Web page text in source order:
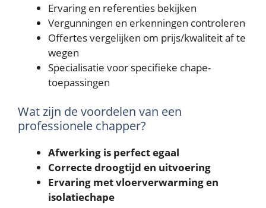
Ervaring en referenties bekijken
Vergunningen en erkenningen controleren
Offertes vergelijken om prijs/kwaliteit af te
wegen
Specialisatie voor specifieke chape-
toepassingen
Wat zijn de voordelen van een
professionele chapper?
Afwerking is perfect egaal
Correcte droogtijd en uitvoering
Ervaring met vloerverwarming en
isolatiechape